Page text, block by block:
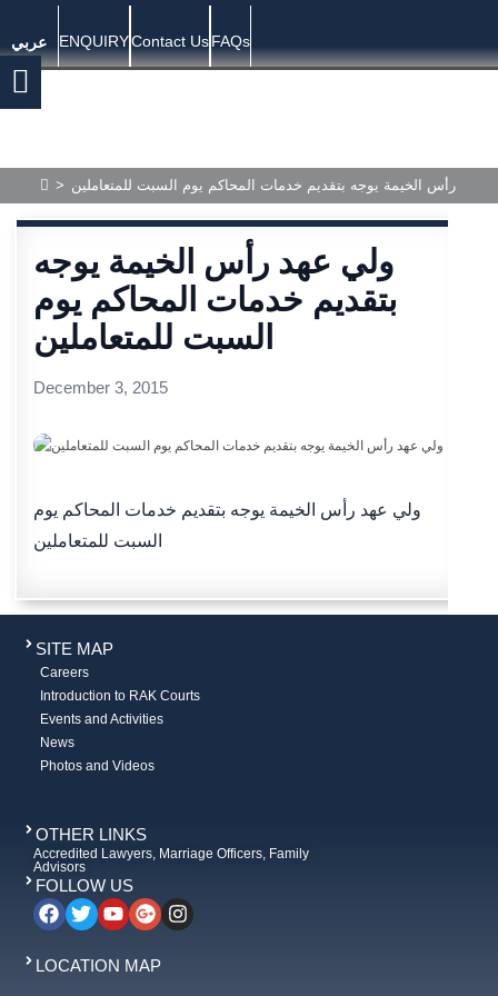
عربي ENQUIRYContact UsFAQs
> عهد رأس الخيمة يوجه بتقديم خدمات المحاكم يوم السبت للمتعاملين
ولي عهد رأس الخيمة يوجه
بتقديم خدمات المحاكم يوم
السبت للمتعاملين
December 3, 2015
ولي عهد رأس الخيمة يوجه بتقديم خدمات المحاكم يوم
السبت للمتعاملين
SITE MAP
Careers
Introduction to RAK Courts
Events and Activities
News
Photos and Videos
OTHER LINKS
Accredited Lawyers, Marriage Officers, Family
Advisors
FOLLOW US
LOCATION MAP